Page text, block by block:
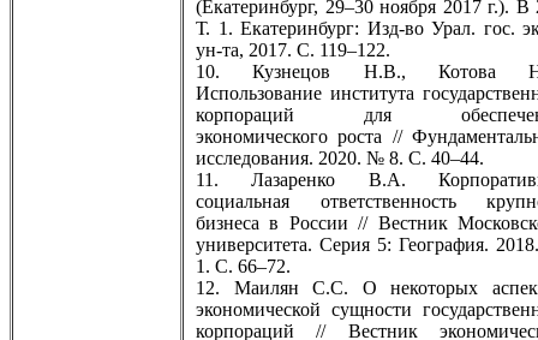
(Екатеринбург, 29–30 ноября 2017 г.). В
Т. 1. Екатеринбург: Изд-во Урал. гос.
ун-та, 2017. С. 119–122.
10. Кузнецов Н.В., Котова
Использование института
корпораций для
экономического роста //
исследования. 2020. № 8. С. 40–44.
11. Лазаренко В.А.
социальная ответственность
бизнеса в России // Вестник
университета. Серия 5: География.
1. С. 66–72.
12. Маилян С.С. О некоторых
экономической сущности
корпораций // Вестник